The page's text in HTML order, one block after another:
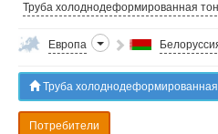
Труба холоднодеформированная
Европа
Труба холоднодеформированная
Потребители